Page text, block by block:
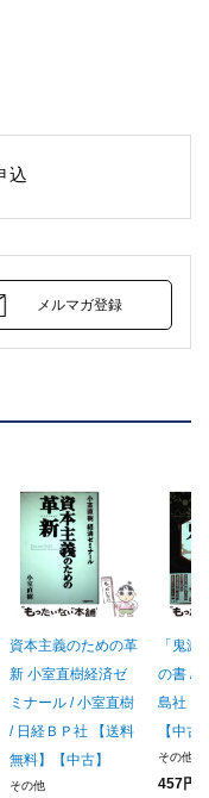
込
メルマガ登録
資本主義のための革
新 小室直樹経済ゼ
ミナール / 小室直樹
/ 日経ＢＰ社 【送料
無料】【中古】
その他
「鬼
の書 /
島社 【
【中古
その他
457円